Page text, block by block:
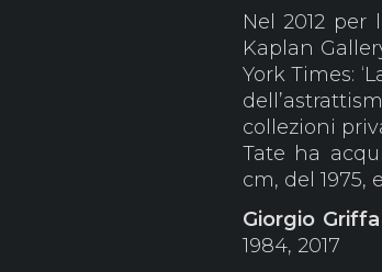
Nel 2012 per
Kaplan
York Times:
collezioni
Tate ha
cm, del 1975,
Giorgio Griffa
1984, 2017